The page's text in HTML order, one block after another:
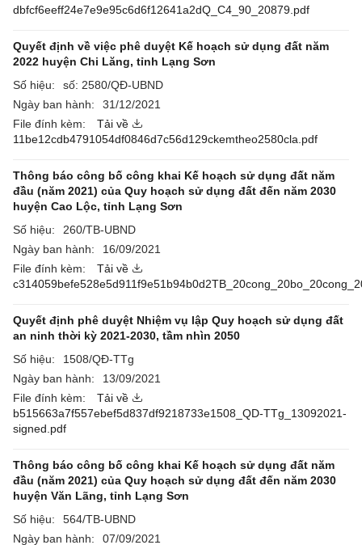
dbfcf6eeff24e7e9e95c6d6f12641a2dQ_C4_90_20879.pdf
Quyết định về việc phê duyệt Kế hoạch sử dụng đất năm
2022 huyện Chi Lăng, tỉnh Lạng Sơn
Số hiệu:
số: 2580/QĐ-UBND
Ngày ban hành:
31/12/2021
File đính kèm:
Tải về
11be12cdb4791054df0846d7c56d129ckemtheo2580cla.pdf
Thông báo công bố công khai Kế hoạch sử dụng đất năm
đầu (năm 2021) của Quy hoạch sử dụng đất đến năm 2030
huyện Cao Lộc, tỉnh Lạng Sơn
Số hiệu:
260/TB-UBND
Ngày ban hành:
16/09/2021
File đính kèm:
Tải về
Quyết định phê duyệt Nhiệm vụ lập Quy hoạch sử dụng đất
an ninh thời kỳ 2021-2030, tầm nhìn 2050
Số hiệu:
1508/QĐ-TTg
Ngày ban hành:
13/09/2021
File đính kèm:
Tải về
b515663a7f557ebef5d837df9218733e1508_QD-TTg_13092021-
signed.pdf
Thông báo công bố công khai Kế hoạch sử dụng đất năm
đầu (năm 2021) của Quy hoạch sử dụng đất đến năm 2030
huyện Văn Lãng, tỉnh Lạng Sơn
Số hiệu:
564/TB-UBND
Ngày ban hành:
07/09/2021